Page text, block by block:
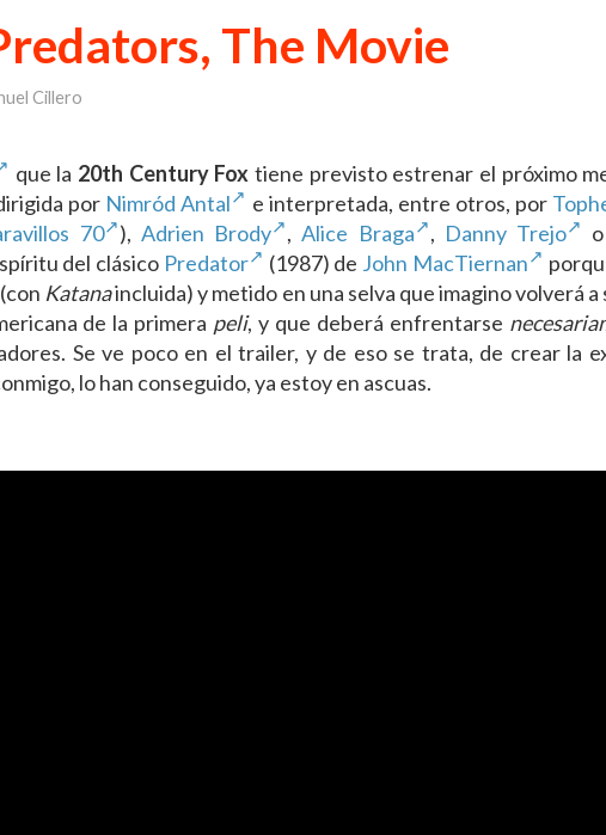
The Movie
Cillero
que la 20th Century Fox tiene previsto estrenar el próximo
por Nimród Antal e interpretada, entre otros, por
70 ), Adrien Brody ,Alice Braga , Danny Trejo o
del clásico Predator (1987) de John MacTiernan
Katanaincluida) y metido en una selva que imagino volverá
de la primera peli, y que deberá enfrentarse
Se ve poco en el trailer, y de eso se trata, de crear la
lo han conseguido, ya estoy en ascuas.